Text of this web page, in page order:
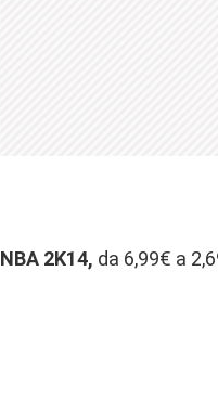
NBA 2K14, da 6,99€ a